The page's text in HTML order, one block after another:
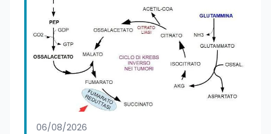
conseguito la Laurea in Economia e
Commercio (quadriennale, Vecchio
Ordinamento), la Laurea Magistrale in
Relazioni Internazionali (LM-52) con la
votazione di 110/110 e lode, e la Laurea
Magistrale in Scienze Geografiche (LM-
80). Un trittico di competenze che gli
consente di leggere i fenomeni
contemporanei con una prospettiva che
abbraccia le dinamiche economiche, le
relazioni tra Stati e le dimensioni spaziali
06/08/2026